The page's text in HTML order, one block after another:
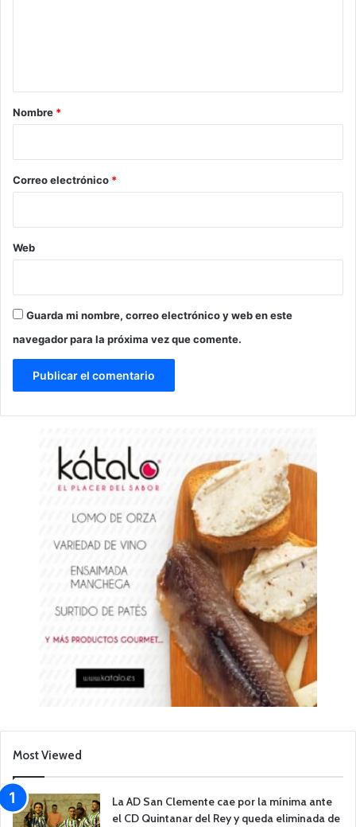
r
*
Nombre *
Correo electrónico *
Web
Guarda mi nombre, correo electrónico y web en este
navegador para la próxima vez que comente.
Most Viewed
La AD San Clemente cae por la mínima ante
el CD Quintanar del Rey y queda eliminada de